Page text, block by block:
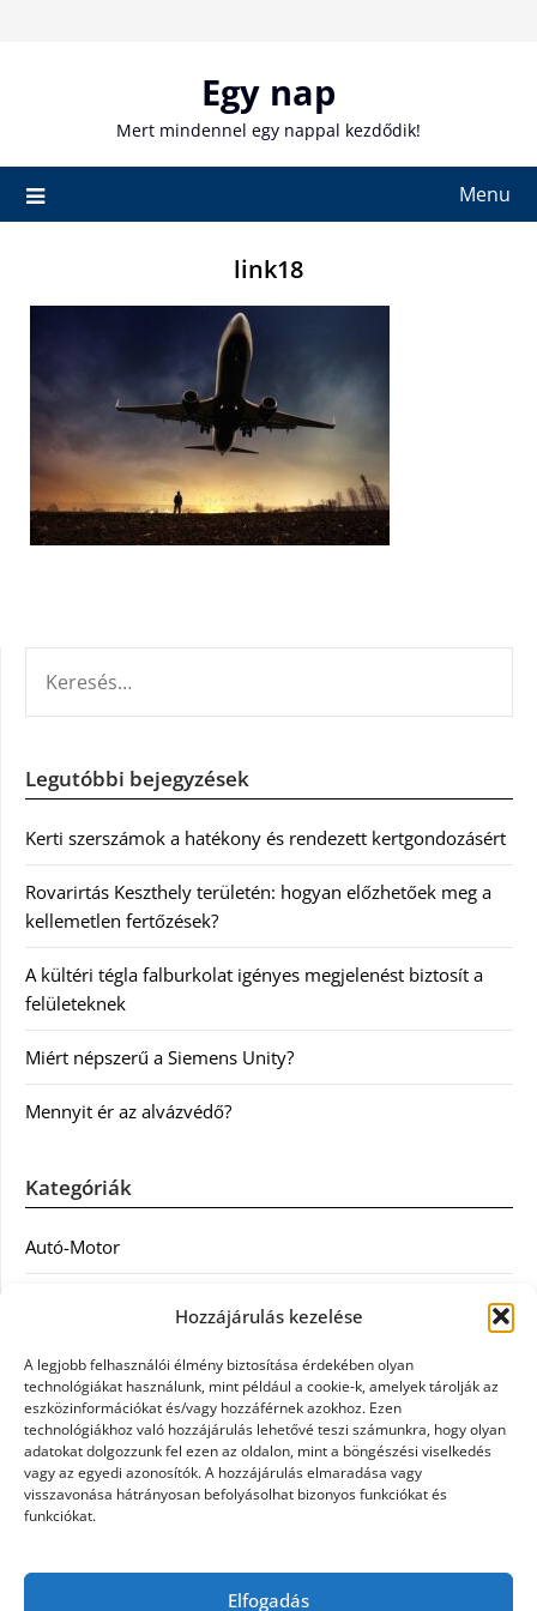
Hozzájárulás kezelése
A legjobb felhasználói élmény biztosítása érdekében olyan
technológiákat használunk, mint például a cookie-k, amelyek tárolják az
eszközinformációkat és/vagy hozzáférnek azokhoz. Ezen
technológiákhoz való hozzájárulás lehetővé teszi számunkra, hogy olyan
adatokat dolgozzunk fel ezen az oldalon, mint a böngészési viselkedés
vagy az egyedi azonosítók. A hozzájárulás elmaradása vagy
visszavonása hátrányosan befolyásolhat bizonyos funkciókat és
funkciókat.
Elfogadás
Egy nap
Mert mindennel egy nappal kezdődik!
Menu
link18
Legutóbbi bejegyzések
Kerti szerszámok a hatékony és rendezett kertgondozásért
Rovarirtás Keszthely területén: hogyan előzhetőek meg a
kellemetlen fertőzések?
A kültéri tégla falburkolat igényes megjelenést biztosít a
felületeknek
Miért népszerű a Siemens Unity?
Mennyit ér az alvázvédő?
Kategóriák
Autó-Motor
Egészség
Egyéb
Étel
Szolgáltatás
Vásárlás